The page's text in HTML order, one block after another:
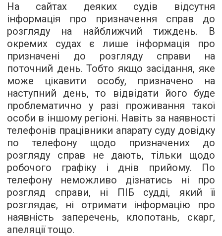
На сайтах деяких судів відсутня
інформація про призначення справ до
розгляду на найближчий тиждень. В
окремих судах є лише інформація про
призначені до розгляду справи на
поточний день. Тобто якщо засідання, яке
може цікавити особу, призначено на
наступний день, то відвідати його буде
проблематично у разі проживання такої
особи в іншому регіоні. Навіть за наявності
телефонів працівники апарату суду довідку
по телефону щодо призначених до
розгляду справ не дають, тільки щодо
робочого графіку і днів прийому. По
телефону неможливо дізнатись ні про
розгляд справи, ні ПІБ судді, який її
розглядає, ні отримати інформацію про
наявність заперечень, клопотань, скарг,
апеляції тощо.